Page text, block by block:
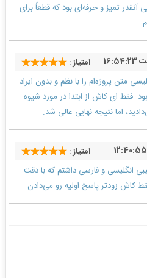
تمیز و حرفه‌ای بود که قطعاً برای
امتیاز :
متن پروژه‌ام را با نظم و بدون ایراد
فقط ای کاش از ابتدا در مورد شیوه
اما نتیجه نهایی عالی شد.
امتیاز :
انگلیسی و فارسی داشتم که با دقت
کاش زودتر پاسخ اولیه رو می‌دادن.